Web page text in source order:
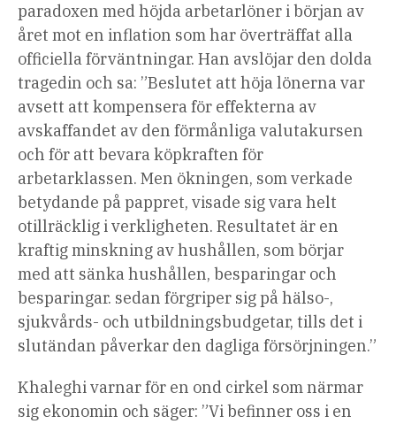
paradoxen med höjda arbetarlöner i början av
året mot en inflation som har överträffat alla
officiella förväntningar. Han avslöjar den dolda
tragedin och sa: ”Beslutet att höja lönerna var
avsett att kompensera för effekterna av
avskaffandet av den förmånliga valutakursen
och för att bevara köpkraften för
arbetarklassen. Men ökningen, som verkade
betydande på pappret, visade sig vara helt
otillräcklig i verkligheten. Resultatet är en
kraftig minskning av hushållen, som börjar
med att sänka hushållen, besparingar och
besparingar. sedan förgriper sig på hälso-,
sjukvårds- och utbildningsbudgetar, tills det i
slutändan påverkar den dagliga försörjningen.”
Khaleghi varnar för en ond cirkel som närmar
sig ekonomin och säger: ”Vi befinner oss i en